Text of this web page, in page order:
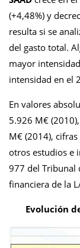
(+4,48%) y
resulta si se
del gasto total.
mayor
intensidad en el
En valores
5.926 M€
M€ (2014),
otros estudios e
977 del Tribunal
financiera de la
Evolución